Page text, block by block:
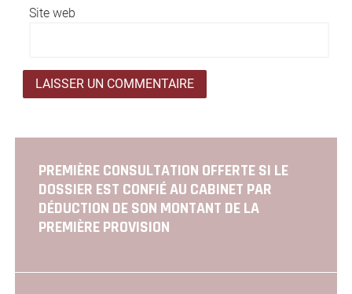
Site web
PREMIÈRE CONSULTATION OFFERTE SI LE
DOSSIER EST CONFIÉ AU CABINET PAR
DÉDUCTION DE SON MONTANT DE LA
PREMIÈRE PROVISION